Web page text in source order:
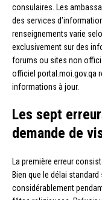
consulaires. Les
des services
renseignements varie
exclusivement sur des
forums ou sites non
officiel portal.moi.gov.qa
informations à jour.
Les sept
demande de
La première erreur
Bien que le délai
considérablement